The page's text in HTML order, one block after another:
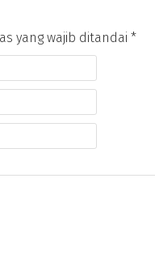
yang wajib ditandai *